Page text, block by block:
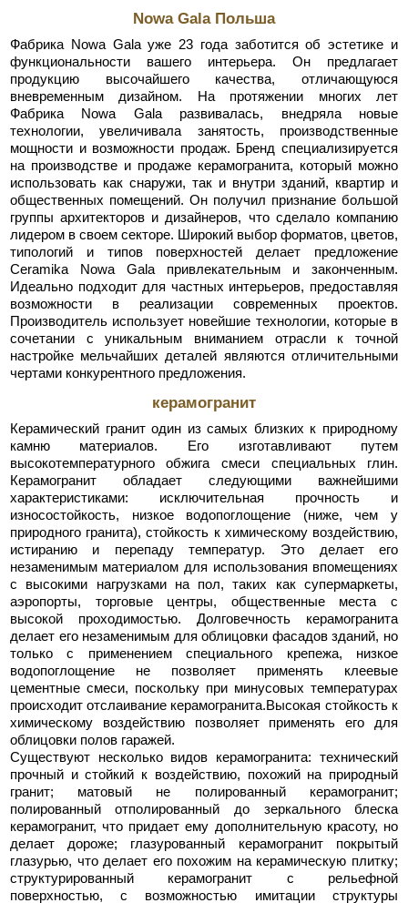
Nowa Gala Польша
Фабрика Nowa Gala уже 23 года заботится об эстетике и
функциональности вашего интерьера. Он предлагает
продукцию высочайшего качества, отличающуюся
вневременным дизайном. На протяжении многих лет
Фабрика Nowa Gala развивалась, внедряла новые
технологии, увеличивала занятость, производственные
мощности и возможности продаж. Бренд специализируется
на производстве и продаже керамогранита, который можно
использовать как снаружи, так и внутри зданий, квартир и
общественных помещений. Он получил признание большой
группы архитекторов и дизайнеров, что сделало компанию
лидером в своем секторе. Широкий выбор форматов, цветов,
типологий и типов поверхностей делает предложение
Ceramika Nowa Gala привлекательным и законченным.
Идеально подходит для частных интерьеров, предоставляя
возможности в реализации современных проектов.
Производитель использует новейшие технологии, которые в
сочетании с уникальным вниманием отрасли к точной
настройке мельчайших деталей являются отличительными
чертами конкурентного предложения.
керамогранит
Керамический гранит один из самых близких к природному
камню материалов. Его изготавливают путем
высокотемпературного обжига смеси специальных глин.
Керамогранит обладает следующими важнейшими
характеристиками: исключительная прочность и
износостойкость, низкое водопоглощение (ниже, чем у
природного гранита), стойкость к химическому воздействию,
истиранию и перепаду температур. Это делает его
незаменимым материалом для использования впомещениях
с высокими нагрузками на пол, таких как супермаркеты,
аэропорты, торговые центры, общественные места с
высокой проходимостью. Долговечность керамогранита
делает его незаменимым для облицовки фасадов зданий, но
только с применением специального крепежа, низкое
водопоглощение не позволяет применять клеевые
цементные смеси, поскольку при минусовых температурах
происходит отслаивание керамогранита.Высокая стойкость к
химическому воздействию позволяет применять его для
облицовки полов гаражей.
Существуют несколько видов керамогранита: технический
прочный и стойкий к воздействию, похожий на природный
гранит; матовый не полированный керамогранит;
полированный отполированный до зеркального блеска
керамогранит, что придает ему дополнительную красоту, но
делает дороже; глазурованный керамогранит покрытый
глазурью, что делает его похожим на керамическую плитку;
структурированный керамогранит с рельефной
поверхностью, с возможностью имитации структуры